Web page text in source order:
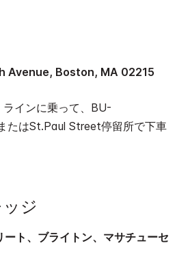
Avenue, Boston, MA 02215
インに乗って、BU-
たはSt.Paul Street停留所で下車
ジ
ト、ブライトン、マサチューセ